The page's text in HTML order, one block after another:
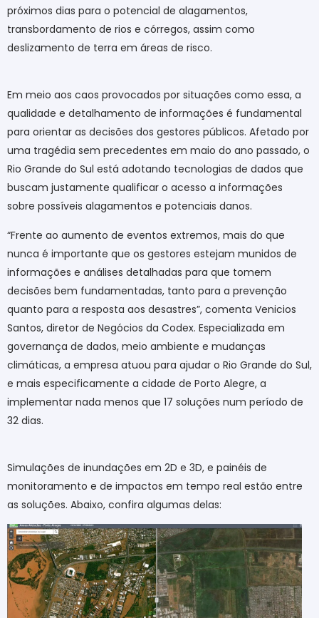
próximos dias para o potencial de alagamentos,
transbordamento de rios e córregos, assim como
deslizamento de terra em áreas de risco.
Em meio aos caos provocados por situações como essa, a
qualidade e detalhamento de informações é fundamental
para orientar as decisões dos gestores públicos. Afetado por
uma tragédia sem precedentes em maio do ano passado, o
Rio Grande do Sul está adotando tecnologias de dados que
buscam justamente qualificar o acesso a informações
sobre possíveis alagamentos e potenciais danos.
“Frente ao aumento de eventos extremos, mais do que
nunca é importante que os gestores estejam munidos de
informações e análises detalhadas para que tomem
decisões bem fundamentadas, tanto para a prevenção
quanto para a resposta aos desastres”, comenta Venicios
Santos, diretor de Negócios da Codex. Especializada em
governança de dados, meio ambiente e mudanças
climáticas, a empresa atuou para ajudar o Rio Grande do Sul,
e mais especificamente a cidade de Porto Alegre, a
implementar nada menos que 17 soluções num período de
32 dias.
Simulações de inundações em 2D e 3D, e painéis de
monitoramento e de impactos em tempo real estão entre
as soluções. Abaixo, confira algumas delas: